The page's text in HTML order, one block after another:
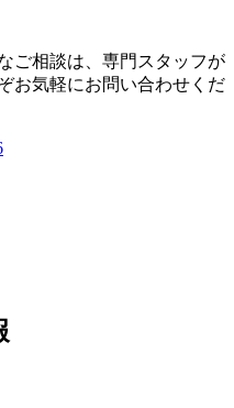
ご相談は、専門スタッフが
お気軽にお問い合わせくだ